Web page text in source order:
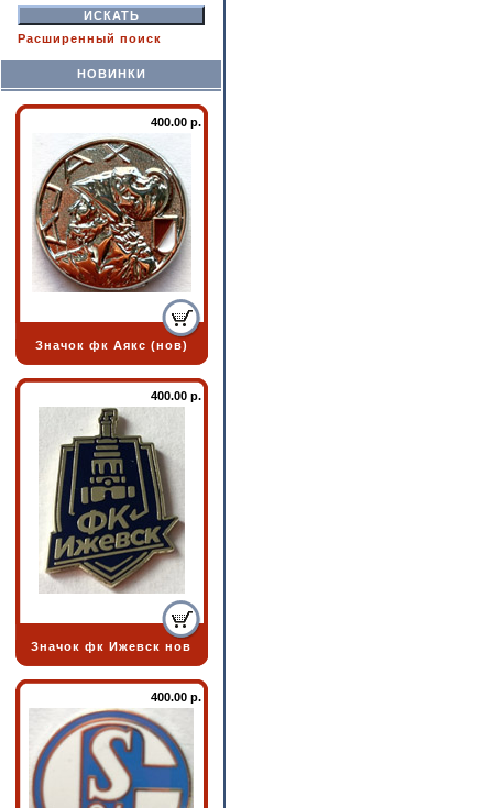
Расширенный поиск
НОВИНКИ
400.00 р.
Значок фк Аякс (нов)
400.00 р.
Значок фк Ижевск нов
400.00 р.